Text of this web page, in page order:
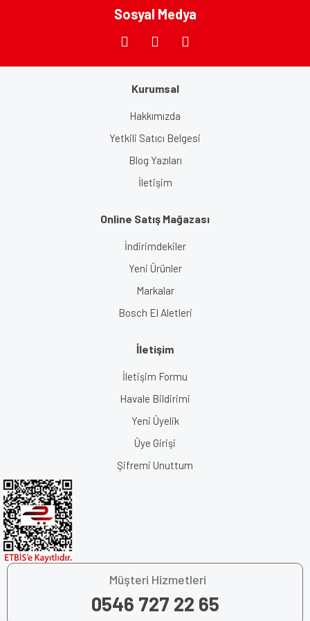
Sosyal Medya
Kurumsal
Hakkımızda
Yetkili Satıcı Belgesi
Blog Yazıları
İletişim
Online Satış Mağazası
İndirimdekiler
Yeni Ürünler
Markalar
Bosch El Aletleri
İletişim
İletişim Formu
Havale Bildirimi
Yeni Üyelik
Üye Girişi
Şifremi Unuttum
Müşteri Hizmetleri
0546 727 22 65